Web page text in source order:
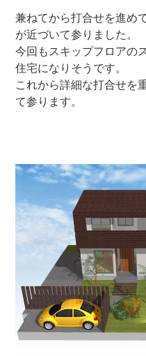
兼ねてから打合せを進め
が近づいて参りました。
今回もスキップフロアの
住宅になりそうです。
これから詳細な打合せを
て参ります。